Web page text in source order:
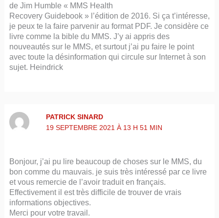
de Jim Humble « MMS Health
Recovery Guidebook » l’édition de 2016. Si ça t’intéresse,
je peux te la faire parvenir au format PDF. Je considère ce
livre comme la bible du MMS. J’y ai appris des
nouveautés sur le MMS, et surtout j’ai pu faire le point
avec toute la désinformation qui circule sur Internet à son
sujet. Heindrick
PATRICK SINARD
19 SEPTEMBRE 2021 À 13 H 51 MIN
Bonjour, j’ai pu lire beaucoup de choses sur le MMS, du
bon comme du mauvais. je suis très intéressé par ce livre
et vous remercie de l’avoir traduit en français.
Effectivement il est très difficile de trouver de vrais
informations objectives.
Merci pour votre travail.